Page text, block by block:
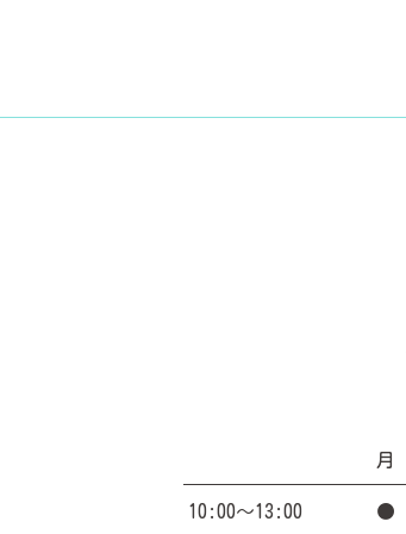
月
10:00～13:00 ●